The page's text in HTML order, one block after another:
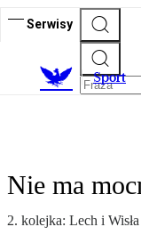
Serwisy
Sport
Nie ma
2. kolejka: Lech i